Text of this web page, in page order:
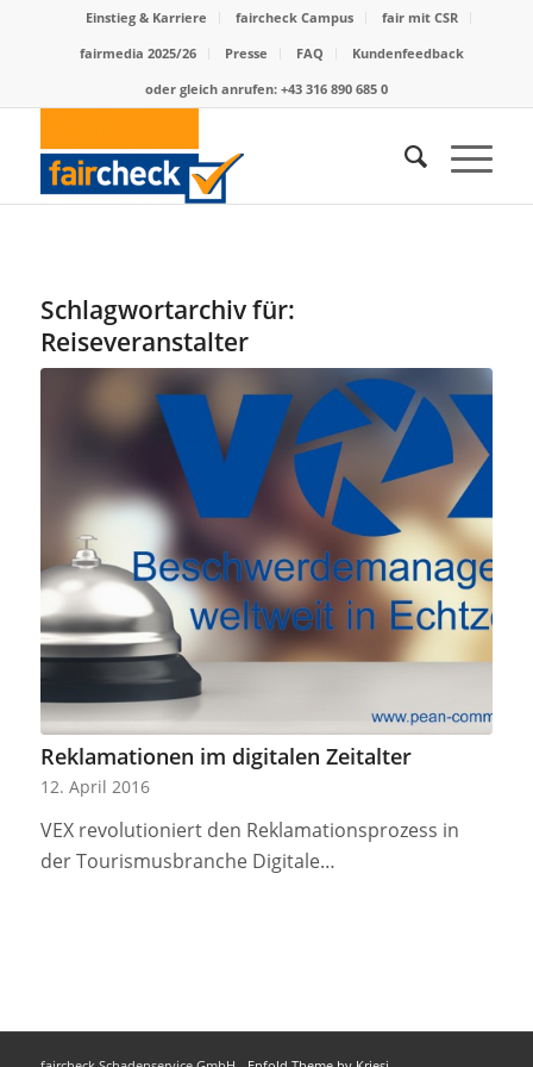
Einstieg & Karriere faircheck Campus
fair mit CSR
fairmedia 2025/26
Presse FAQ
Kundenfeedback
oder gleich anrufen: +43 316 890 685 0
Schlagwortarchiv für:
Reiseveranstalter
Reklamationen im digitalen Zeitalter
12. April 2016
VEX revolutioniert den Reklamationsprozess in
der Tourismusbranche Digitale…